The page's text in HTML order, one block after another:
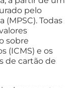
pelo
Todas
sobre
(ICMS) e os
de cartão de